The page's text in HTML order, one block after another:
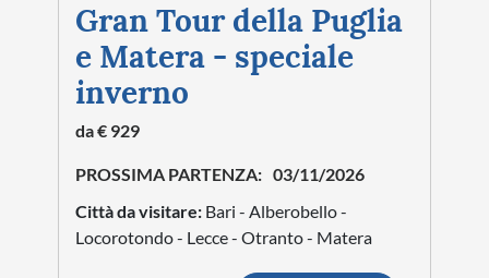
Gran Tour della Puglia
e Matera - speciale
inverno
da € 929
PROSSIMA PARTENZA: 03/11/2026
Città da visitare: Bari - Alberobello -
Locorotondo - Lecce - Otranto - Matera